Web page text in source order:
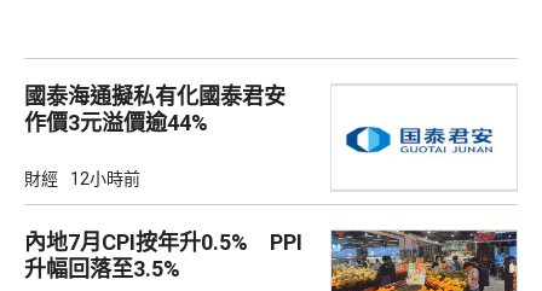
國泰海通擬私有化國泰君安
作價3元溢價逾44%
財經 12小時前
內地7月CPI按年升0.5% PPI
升幅回落至3.5%